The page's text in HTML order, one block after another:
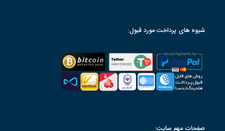
شیوه های پرداخت مورد قبول:
صفحات مهم سایت: